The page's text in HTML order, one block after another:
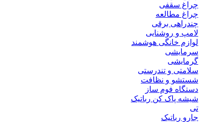
چراغ سقفی
چراغ مطالعه
چندراهی برقی
لامپ و روشنایی
لوازم خانگی هوشمند
سرمایشی
گرمایشی
سلامتی و تندرستی
شستشو و نظافت
دستگاه فوم ساز
شیشه پاک کن رباتیک
تی
جارو رباتیک